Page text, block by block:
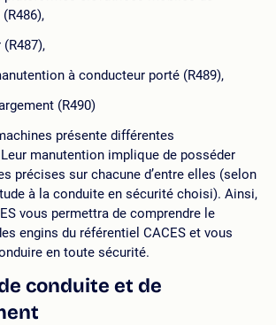
à conducteur porté (R489),
(R490)
présente différentes
manutention implique de posséder
précises sur chacune d’entre elles (selon
à la conduite en sécurité choisi). Ainsi,
vous permettra de comprendre le
engins du référentiel CACES et vous
en toute sécurité.
conduite et de